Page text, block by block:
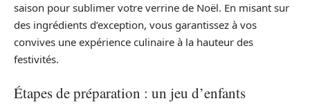
saison pour sublimer votre verrine de Noël. En misant sur
des ingrédients d’exception, vous garantissez à vos
convives une expérience culinaire à la hauteur des
festivités.
Étapes de préparation : un jeu d’enfants